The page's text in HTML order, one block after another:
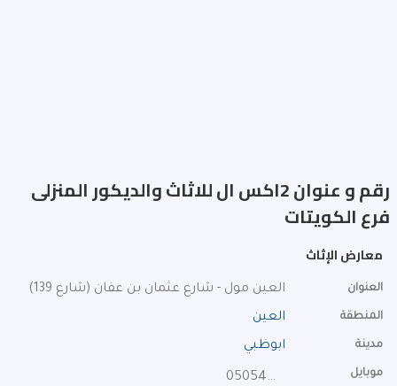
رقم و عنوان 2اكس ال للاثاث والديكور المنزلى
فرع الكويتات
معارض الإثاث
العنوان العين مول - شارع عثمان بن عفان (شارع 139)
المنطقة العين
مدينة ابوظبي
موبايل 0505423087